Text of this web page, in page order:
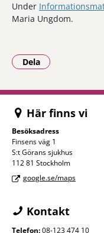
Under
Maria Ungdom.
Dela
- Klicka för att
Här finns vi
Besöksadress
Finsens väg 1
S:t Görans sjukhus
112 81 Stockholm
google.se/maps
Kontakt
Telefon:08-123 474 10